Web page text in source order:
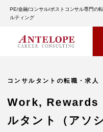
PE/金融/コンサル/ポストコンサル専門の
ルティング
コンサルタントの転職・求人
Work, Rewards
ルタント（アソ